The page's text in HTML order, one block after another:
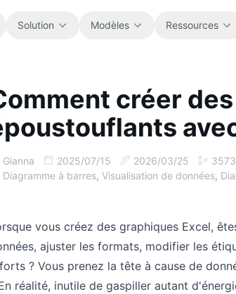
Solution Modèles
Tous
Parcourez tous les modèles de tableur
prêts à l’emploi.
Finance
Opérations
Suivez workflows, coordination,
planification et exécution.
Ressources
Blog
Actualités produit,
de workflow.
Guides
Documentation
Documentation produit,
références d’usage.
créer
Gianna 2025/07/15 2026/03/25 3573
Diagramme à barres, Visualisation de données,
vous créez des graphiques Excel,
ajuster les formats, modifier les
? Vous prenez la tête à cause de
réalité, inutile de gaspiller autant